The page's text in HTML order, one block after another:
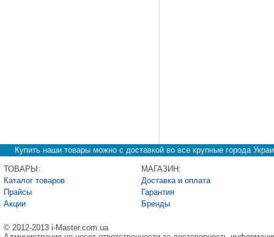
Купить наши товары можно с доставкой во все крупные города
ТОВАРЫ:
Каталог товаров
Прайсы
Акции
МАГАЗИН:
Доставка и оплата
Гарантия
Бренды
© 2012-2013 i-Master.com.ua